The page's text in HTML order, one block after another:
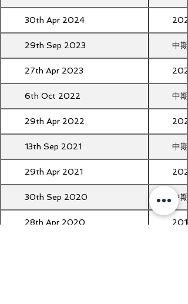
30th Apr 2024
29th Sep 2023 中
27th Apr 2023
6th Oct 2022 中
29th Apr 2022
13th Sep 2021 中
29th Apr 2021
30th Sep 2020 中
28th Apr 2020